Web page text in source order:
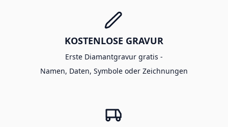
KOSTENLOSE GRAVUR
Erste Diamantgravur gratis -
Namen, Daten, Symbole oder Zeichnungen